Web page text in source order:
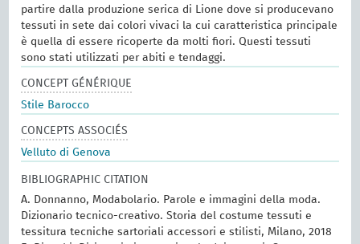
partire dalla produzione serica di Lione dove si producevano
tessuti in sete dai colori vivaci la cui caratteristica principale
è quella di essere ricoperte da molti fiori. Questi tessuti
sono stati utilizzati per abiti e tendaggi.
CONCEPT GÉNÉRIQUE
Stile Barocco
CONCEPTS ASSOCIÉS
Velluto di Genova
BIBLIOGRAPHIC CITATION
A. Donnanno, Modabolario. Parole e immagini della moda.
Dizionario tecnico-creativo. Storia del costume tessuti e
tessitura tecniche sartoriali accessori e stilisti, Milano, 2018